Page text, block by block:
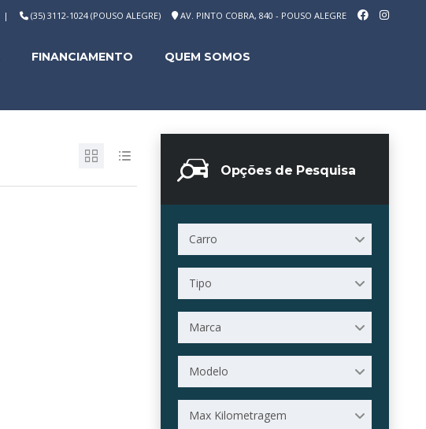
| (35) 3112-1024 (POUSO ALEGRE) AV. PINTO COBRA, 840 - POUSO ALEGRE
FINANCIAMENTO QUEM SOMOS
Opções de Pesquisa
Carro
Tipo
Marca
Modelo
Max Kilometragem